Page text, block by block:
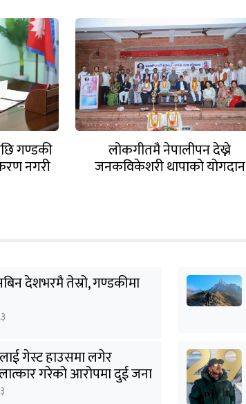
गण्डकी
नगरी
लोकगीतमै नेपालीपन देख्ने
जनकविकेशरी थापाको योगदान
देशभरमै तेस्रो, गण्डकीमा
गेस्ट हाउसमा लगेर
गरेको आरोपमा दुई जना